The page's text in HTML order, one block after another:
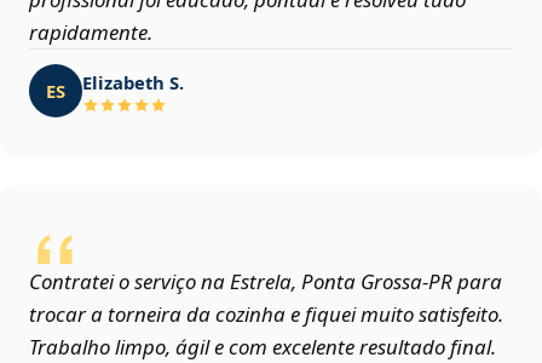
rapidamente.
ES Elizabeth S.
Contratei o serviço na Estrela, Ponta Grossa‑PR para
trocar a torneira da cozinha e fiquei muito satisfeito.
Trabalho limpo, ágil e com excelente resultado final.